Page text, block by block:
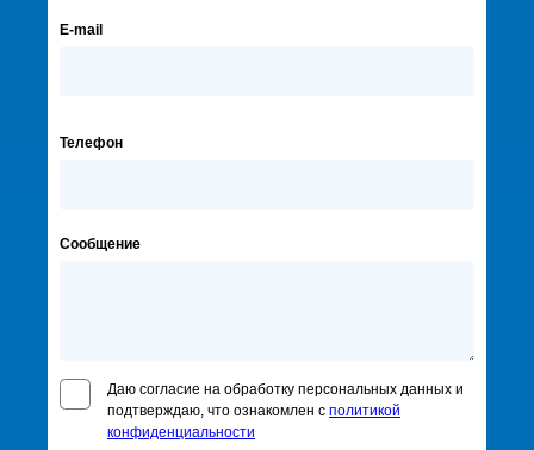
E-mail
Телефон
Сообщение
Даю согласие на обработку персональных данных и
подтверждаю, что ознакомлен с политикой
конфиденциальности